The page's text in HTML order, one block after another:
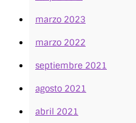
marzo 2023
marzo 2022
septiembre 2021
agosto 2021
abril 2021